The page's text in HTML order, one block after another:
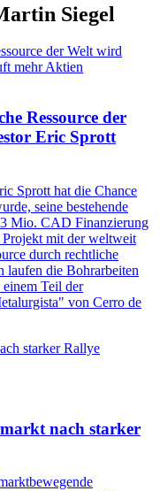
Siegel
Ressource der
Eric Sprott
Sprott hat die Chance
seine bestehende
Mio. CAD Finanzierung
Projekt mit der weltweit
durch rechtliche
laufen die Bohrarbeiten
Teil der
von Cerro de
nach starker